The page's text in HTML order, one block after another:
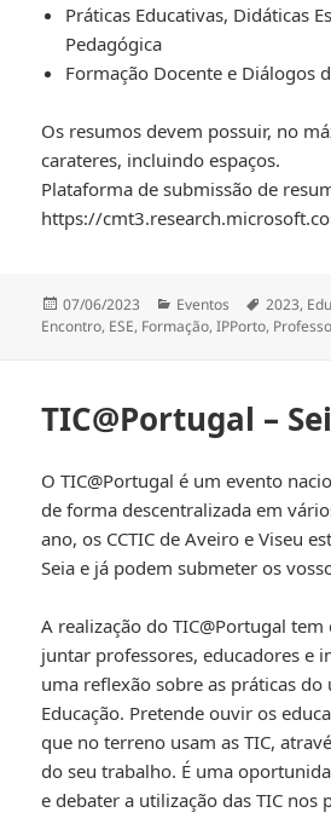
Práticas Educativas, Didáticas
Pedagógica
Formação Docente e Diálogos
Os resumos devem possuir, no
carateres, incluindo espaços.
Plataforma de submissão de
https://
Publicado
a
07/06/2023 Categorias
Eventos Etiquetas
2023,
Encontro, ESE, Formação,IPPorto,
TIC@Portugal –
O TIC@Portugal é um evento
de forma descentralizada em
ano, os CCTIC de Aveiro e Viseu
Seia e já podem submeter os
A realização do TIC@Portugal
juntar professores, educadores e
uma reflexão sobre as práticas do
Educação. Pretende ouvir os
que no terreno usam as TIC,
do seu trabalho. É uma
e debater a utilização das TIC nos